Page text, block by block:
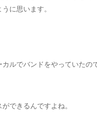
に思います。
ルでバンドをやっていたの
できるんですよね。